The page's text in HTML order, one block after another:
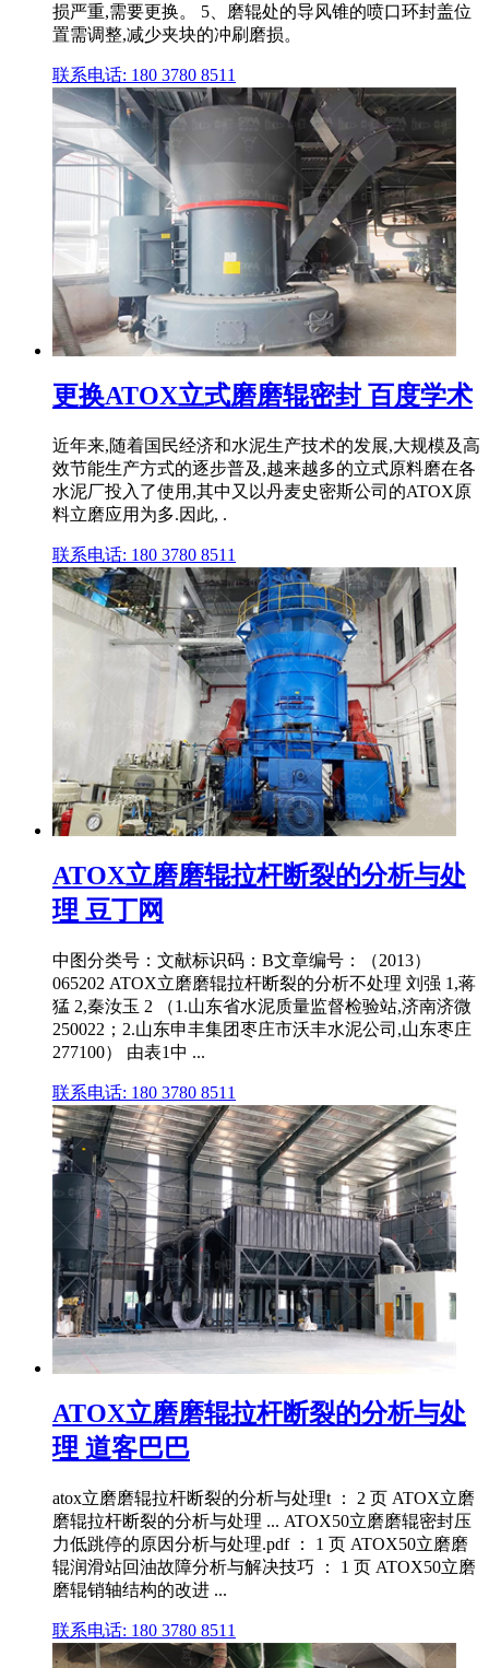
损严重,需要更换。 5、磨辊处的导风锥的喷口环封盖位
置需调整,减少夹块的冲刷磨损。
联系电话: 180 3780 8511
更换ATOX立式磨磨辊密封 百度学术
近年来,随着国民经济和水泥生产技术的发展,大规模及高
效节能生产方式的逐步普及,越来越多的立式原料磨在各
水泥厂投入了使用,其中又以丹麦史密斯公司的ATOX原
料立磨应用为多.因此, .
联系电话: 180 3780 8511
ATOX立磨磨辊拉杆断裂的分析与处
理 豆丁网
中图分类号：文献标识码：B文章编号：（2013）
065202 ATOX立磨磨辊拉杆断裂的分析不处理 刘强 1,蒋
猛 2,秦汝玉 2 （1.山东省水泥质量监督检验站,济南济微
250022；2.山东申丰集团枣庄市沃丰水泥公司,山东枣庄
277100） 由表1中 ...
联系电话: 180 3780 8511
ATOX立磨磨辊拉杆断裂的分析与处
理 道客巴巴
atox立磨磨辊拉杆断裂的分析与处理t ： 2 页 ATOX立磨
磨辊拉杆断裂的分析与处理 ... ATOX50立磨磨辊密封压
力低跳停的原因分析与处理.pdf ： 1 页 ATOX50立磨磨
辊润滑站回油故障分析与解决技巧 ： 1 页 ATOX50立磨
磨辊销轴结构的改进 ...
联系电话: 180 3780 8511